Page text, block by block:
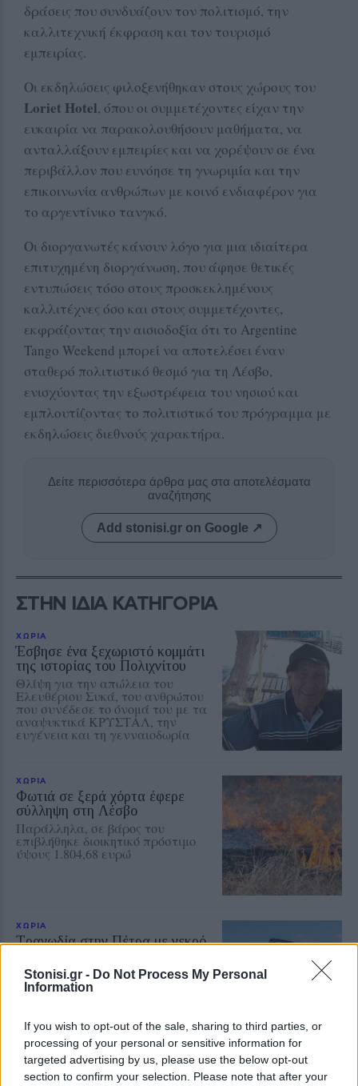
Stonisi.gr - Do Not Process My Personal
Information
If you wish to opt-out of the sale, sharing to third parties, or
processing of your personal or sensitive information for
targeted advertising by us, please use the below opt-out
section to confirm your selection. Please note that after your
δράσεις που συνδυάζουν τον πολιτισμό, την
καλλιτεχνική έκφραση και τον τουρισμό
εμπειρίας.
Οι εκδηλώσεις φιλοξενήθηκαν στους χώρους του
Loriet Hotel, όπου οι συμμετέχοντες είχαν την
ευκαιρία να παρακολουθήσουν μαθήματα, να
ανταλλάξουν εμπειρίες και να χορέψουν σε ένα
περιβάλλον που ευνόησε τη γνωριμία και την
επικοινωνία ανθρώπων με κοινό ενδιαφέρον για
το αργεντίνικο τανγκό.
Οι διοργανωτές κάνουν λόγο για μια ιδιαίτερα
επιτυχημένη διοργάνωση, που άφησε θετικές
εντυπώσεις τόσο στους προσκεκλημένους
καλλιτέχνες όσο και στους συμμετέχοντες,
εκφράζοντας την αισιοδοξία ότι το Argentine
Tango Weekend μπορεί να αποτελέσει έναν
σταθερό πολιτιστικό θεσμό για τη Λέσβο,
ενισχύοντας την εξωστρέφεια του νησιού και
εμπλουτίζοντας το πολιτιστικό του πρόγραμμα με
εκδηλώσεις διεθνούς χαρακτήρα.
Δείτε περισσότερα άρθρα μας στα αποτελέσματα
αναζήτησης
Add stonisi.gr on Google ↗
ΣΤΗΝ ΙΔΙΑ ΚΑΤΗΓΟΡΙΑ
ΧΩΡΙΑ
Έσβησε ένα ξεχωριστό κομμάτι
της ιστορίας του Πολιχνίτου
Θλίψη για την απώλεια του
Ελευθέριου Συκά, του ανθρώπου
που συνέδεσε το όνομά του με τα
αναψυκτικά ΚΡΥΣΤΑΛ, την
ευγένεια και τη γενναιοδωρία
ΧΩΡΙΑ
Φωτιά σε ξερά χόρτα έφερε
σύλληψη στη Λέσβο
Παράλληλα, σε βάρος του
επιβλήθηκε διοικητικό πρόστιμο
ύψους 1.804,68 ευρώ
ΧΩΡΙΑ
Τραγωδία στην Πέτρα με νεκρό
Ανασύρθηκε χωρίς τις αισθήσεις
του και μεταφέρθηκε στο Κέντρο